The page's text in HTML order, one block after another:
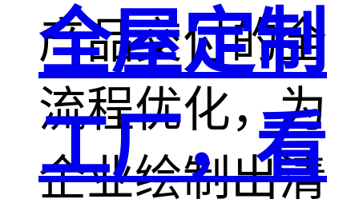
产品交付的全
流程优化，为
企业绘制出清
全屋定制
工厂，看